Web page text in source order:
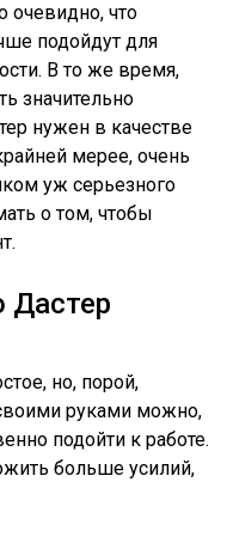
очевидно, что
подойдут для
В то же время,
значительно
нужен в качестве
мерее, очень
уж серьезного
о том, чтобы
Дастер
но, порой,
руками можно,
подойти к работе.
больше усилий,